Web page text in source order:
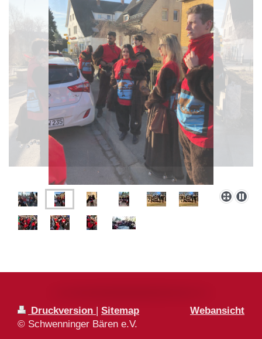
Druckversion | Sitemap
© Schwenninger Bären e.V.
Webansicht